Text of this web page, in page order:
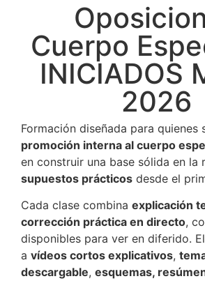
Cuerpo
INICIADOS
2026
Formación diseñada para quienes
promoción interna al cuerpo
en construir una base sólida en la
supuestos prácticos desde el
Cada clase combina explicación
corrección práctica en directo,
disponibles para ver en diferido.
a vídeos cortos explicativos,
descargable, esquemas,